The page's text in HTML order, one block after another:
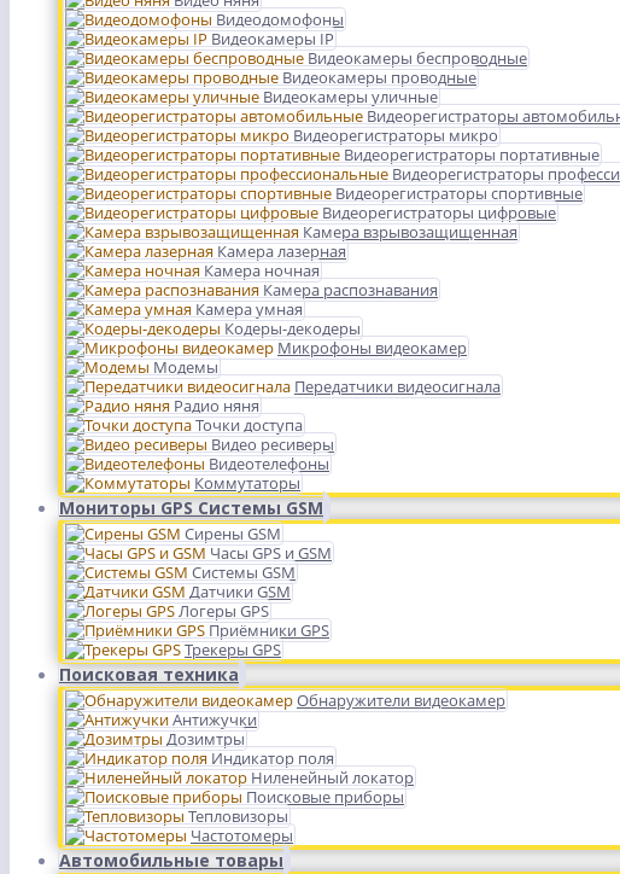
Видеодомофоны
Видеокамеры IP
Видеокамеры беспроводные
Видеокамеры проводные
Видеокамеры уличные
Видеорегистраторы
Видеорегистраторы микро
Видеорегистраторы портативные
Видеорегистраторы
Видеорегистраторы спортивные
Видеорегистраторы цифровые
Камера взрывозащищенная
Камера лазерная
Камера ночная
Камера распознавания
Камера умная
Кодеры-декодеры
Микрофоны видеокамер
Модемы
Передатчики видеосигнала
Радио няня
Точки доступа
Видео ресиверы
Видеотелефоны
Коммутаторы
Мониторы GPS Системы GSM
Сирены GSM
Часы GPS и GSM
Системы GSM
Датчики GSM
Логеры GPS
Приёмники GPS
Трекеры GPS
Поисковая техника
Обнаружители видеокамер
Антижучки
Дозимтры
Индикатор поля
Ниленейный локатор
Поисковые приборы
Тепловизоры
Частотомеры
Автомобильные товары